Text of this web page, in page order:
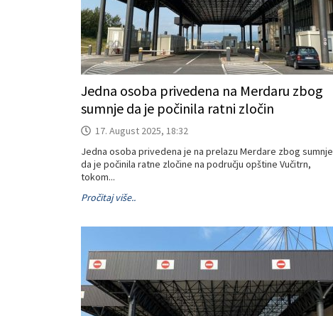
Jedna osoba privedena na Merdaru zbog
sumnje da je počinila ratni zločin
17. August 2025, 18:32
Jedna osoba privedena je na prelazu Merdare zbog sumnje
da je počinila ratne zločine na području opštine Vučitrn,
tokom...
Pročitaj više..